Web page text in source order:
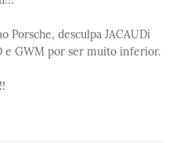
Porsche, desculpa JACAUDi
e GWM por ser muito inferior.